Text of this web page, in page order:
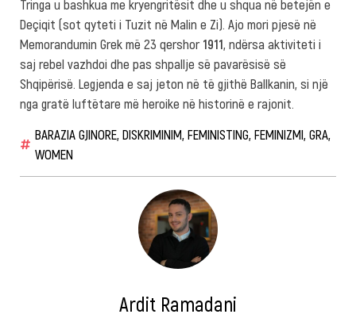
Tringa u bashkua me kryengritësit dhe u shqua në betejën e
Deçiqit (sot qyteti i Tuzit në Malin e Zi). Ajo mori pjesë në
Memorandumin Grek më 23 qershor 1911, ndërsa aktiviteti i
saj rebel vazhdoi dhe pas shpallje së pavarësisë së
Shqipërisë. Legjenda e saj jeton në të gjithë Ballkanin, si një
nga gratë luftëtare më heroike në historinë e rajonit.
BARAZIA GJINORE, DISKRIMINIM, FEMINISTING, FEMINIZMI, GRA,
WOMEN
Ardit Ramadani